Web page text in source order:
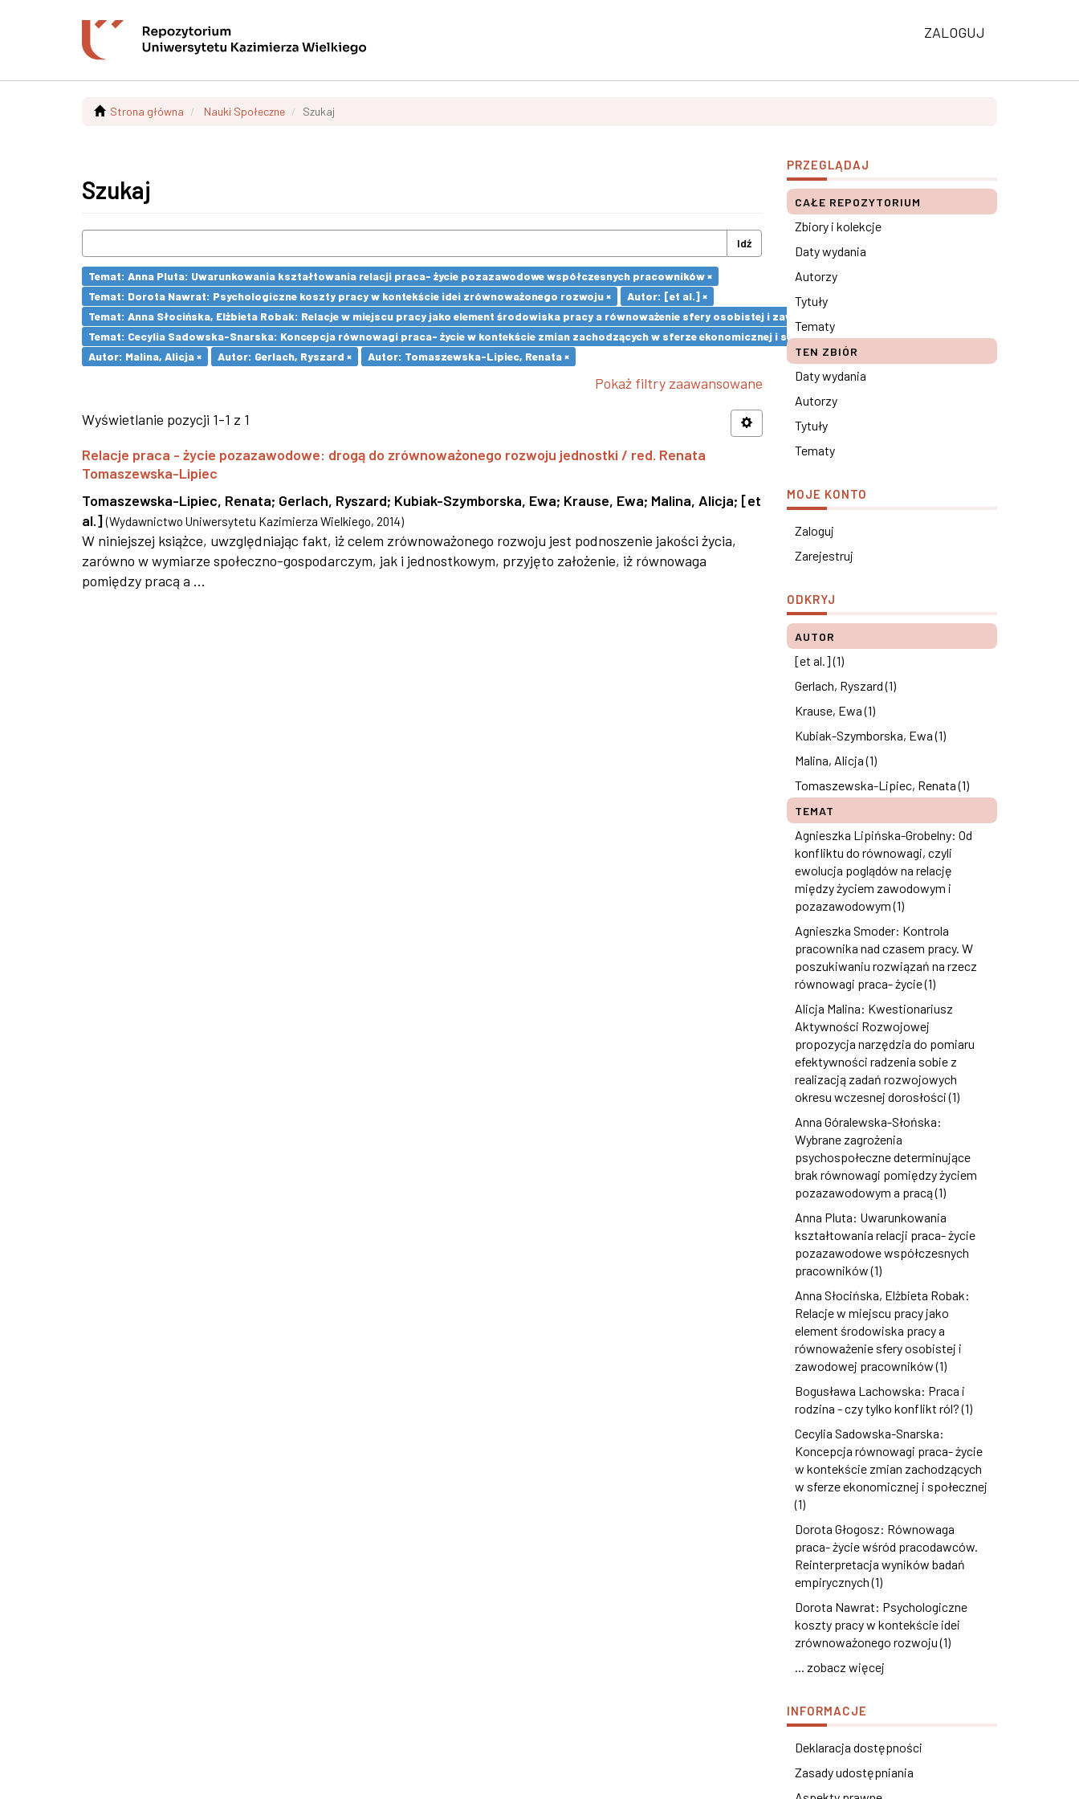
ZALOGUJ
Strona główna Nauki Społeczne Szukaj
Szukaj
Idź
Temat: Anna Pluta: Uwarunkowania kształtowania relacji praca- życie pozazawodowe współczesnych pracowników ×
Temat: Dorota Nawrat: Psychologiczne koszty pracy w kontekście idei zrównoważonego rozwoju ×
Autor: [et al.] ×
Temat: Anna Słocińska, Elżbieta Robak: Relacje w miejscu pracy jako element środowiska pracy a równoważenie sfery osobistej i zawodowej pracowników ×
Temat: Cecylia Sadowska-Snarska: Koncepcja równowagi praca- życie w kontekście zmian zachodzących w sferze ekonomicznej i społecznej ×
Autor: Malina, Alicja ×
Autor: Gerlach, Ryszard × Autor: Tomaszewska-Lipiec, Renata ×
Pokaż filtry zaawansowane
Wyświetlanie pozycji 1-1 z 1
Relacje praca - życie pozazawodowe: drogą do zrównoważonego rozwoju jednostki / red. Renata
Tomaszewska-Lipiec
Tomaszewska-Lipiec, Renata; Gerlach, Ryszard; Kubiak-Szymborska, Ewa; Krause, Ewa; Malina, Alicja; [et
al.] (Wydawnictwo Uniwersytetu Kazimierza Wielkiego, 2014)
W niniejszej książce, uwzględniając fakt, iż celem zrównoważonego rozwoju jest podnoszenie jakości życia,
zarówno w wymiarze społeczno-gospodarczym, jak i jednostkowym, przyjęto założenie, iż równowaga
pomiędzy pracą a ...
PRZEGLĄDAJ
CAŁE REPOZYTORIUM
Zbiory i kolekcje
Daty wydania
Autorzy
Tytuły
Tematy
TEN ZBIÓR
Daty wydania
Autorzy
Tytuły
Tematy
MOJE KONTO
Zaloguj
Zarejestruj
ODKRYJ
AUTOR
[et al.] (1)
Gerlach, Ryszard (1)
Krause, Ewa (1)
Kubiak-Szymborska, Ewa (1)
Malina, Alicja (1)
Tomaszewska-Lipiec, Renata (1)
TEMAT
Agnieszka Lipińska-Grobelny: Od
konfliktu do równowagi, czyli
ewolucja poglądów na relację
między życiem zawodowym i
pozazawodowym (1)
Agnieszka Smoder: Kontrola
pracownika nad czasem pracy. W
poszukiwaniu rozwiązań na rzecz
równowagi praca- życie (1)
Alicja Malina: Kwestionariusz
Aktywności Rozwojowej
propozycja narzędzia do pomiaru
efektywności radzenia sobie z
realizacją zadań rozwojowych
okresu wczesnej dorosłości (1)
Anna Góralewska-Słońska:
Wybrane zagrożenia
psychospołeczne determinujące
brak równowagi pomiędzy życiem
pozazawodowym a pracą (1)
Anna Pluta: Uwarunkowania
kształtowania relacji praca- życie
pozazawodowe współczesnych
pracowników (1)
Anna Słocińska, Elżbieta Robak:
Relacje w miejscu pracy jako
element środowiska pracy a
równoważenie sfery osobistej i
zawodowej pracowników (1)
Bogusława Lachowska: Praca i
rodzina - czy tylko konflikt ról? (1)
Cecylia Sadowska-Snarska:
Koncepcja równowagi praca- życie
w kontekście zmian zachodzących
w sferze ekonomicznej i społecznej
(1)
Dorota Głogosz: Równowaga
praca- życie wśród pracodawców.
Reinterpretacja wyników badań
empirycznych (1)
Dorota Nawrat: Psychologiczne
koszty pracy w kontekście idei
zrównoważonego rozwoju (1)
... zobacz więcej
INFORMACJE
Deklaracja dostępności
Zasady udostępniania